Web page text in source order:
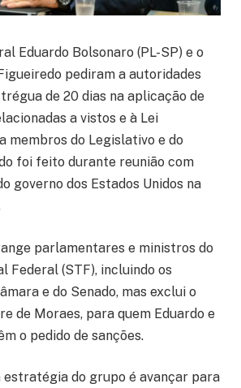
Eduardo Bolsonaro (PL-SP) e o
pediram a autoridades
de 20 dias na aplicação de
a vistos e à Lei
membros do Legislativo e do
foi feito durante reunião com
governo dos Estados Unidos na
parlamentares e ministros do
Federal (STF), incluindo os
e do Senado, mas exclui o
de Moraes, para quem Eduardo e
o pedido de sanções.
estratégia do grupo é avançar para